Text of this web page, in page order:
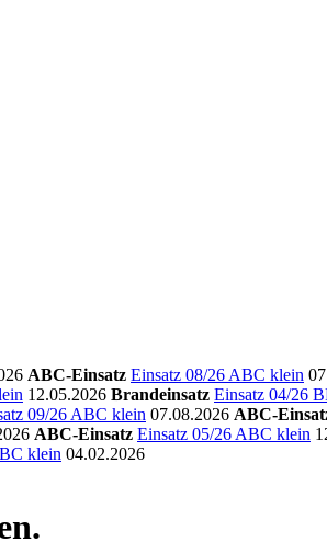
ABC-Einsatz Einsatz 08/26 ABC klein
12.05.2026 Brandeinsatz Einsatz 04/26
09/26 ABC klein 07.08.2026 ABC-
ABC-Einsatz Einsatz 05/26 ABC klein
klein 04.02.2026